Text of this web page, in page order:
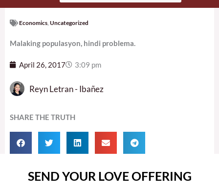
Economics Uncategorized
Malaking populasyon, hindi problema.
April 26, 2017 3:09 pm
Reyn Letran - Ibañez
SHARE THE TRUTH
SEND YOUR LOVE OFFERING